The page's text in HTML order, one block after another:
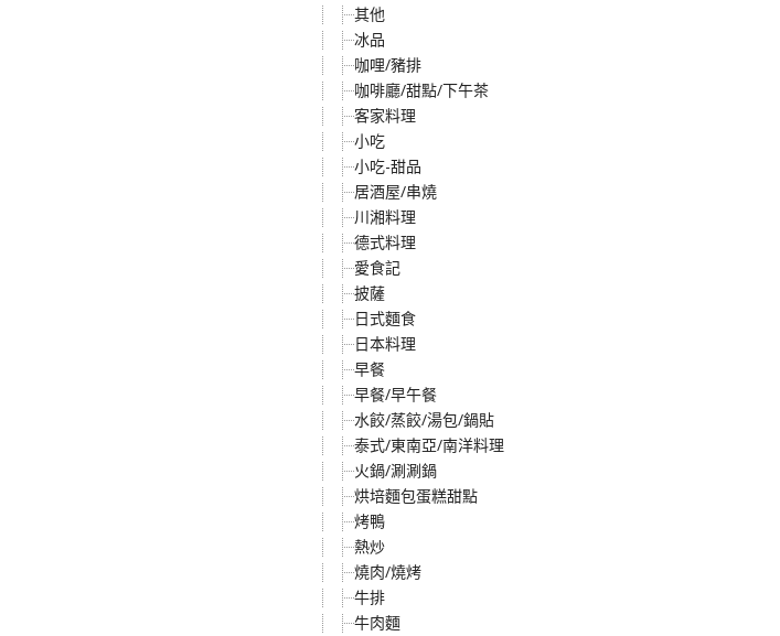
其他
冰品
咖哩/豬排
咖啡廳/甜點/下午茶
客家料理
小吃
小吃-甜品
居酒屋/串燒
川湘料理
德式料理
愛食記
披薩
日式麵食
日本料理
早餐
早餐/早午餐
水餃/蒸餃/湯包/鍋貼
泰式/東南亞/南洋料理
火鍋/涮涮鍋
烘培麵包蛋糕甜點
烤鴨
熱炒
燒肉/燒烤
牛排
牛肉麵